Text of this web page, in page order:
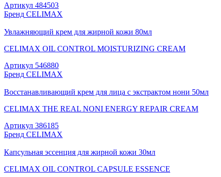
Артикул 484503
Бренд CELIMAX
Увлажняющий крем для жирной кожи 80мл
CELIMAX OIL CONTROL MOISTURIZING CREAM
Артикул 546880
Бренд CELIMAX
Восстанавливающий крем для лица с экстрактом нони 50мл
CELIMAX THE REAL NONI ENERGY REPAIR CREAM
Артикул 386185
Бренд CELIMAX
Капсульная эссенция для жирной кожи 30мл
CELIMAX OIL CONTROL CAPSULE ESSENCE